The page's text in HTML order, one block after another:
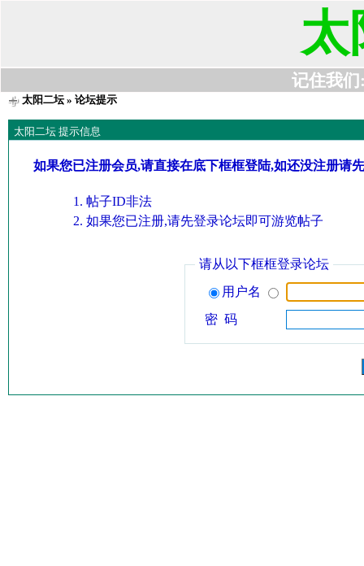
太
记住我们
太阳二坛» 论坛提示
太阳二坛 提示信息
如果您已注册会员,请直接在底下框框登陆,如还没注册请
帖子ID非法
如果您已注册,请先登录论坛即可游览帖子
请从以下框框登录论坛
用户名
密 码